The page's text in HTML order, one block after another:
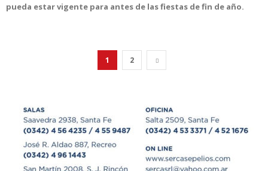
pueda estar vigente para antes de las fiestas de fin de año.
1 2